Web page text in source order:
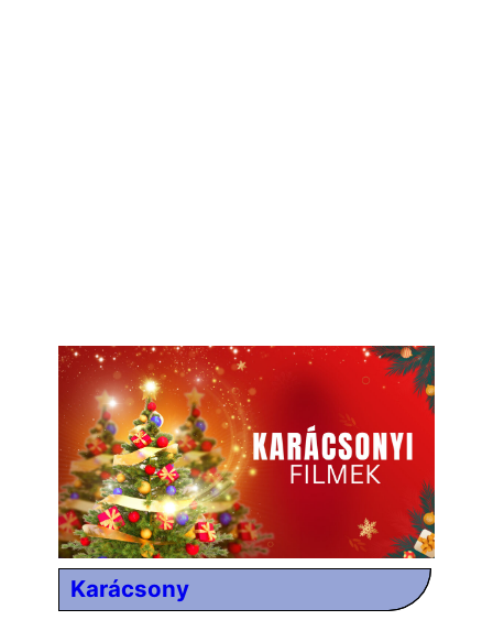
Karácsony